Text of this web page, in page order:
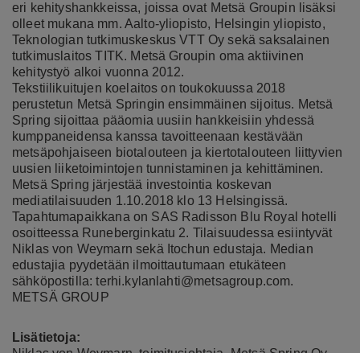
eri kehityshankkeissa, joissa ovat Metsä Groupin lisäksi
olleet mukana mm. Aalto-yliopisto, Helsingin yliopisto,
Teknologian tutkimuskeskus VTT Oy sekä saksalainen
tutkimuslaitos TITK. Metsä Groupin oma aktiivinen
kehitystyö alkoi vuonna 2012.
Tekstiilikuitujen koelaitos on toukokuussa 2018
perustetun Metsä Springin ensimmäinen sijoitus. Metsä
Spring sijoittaa pääomia uusiin hankkeisiin yhdessä
kumppaneidensa kanssa tavoitteenaan kestävään
metsäpohjaiseen biotalouteen ja kiertotalouteen liittyvien
uusien liiketoimintojen tunnistaminen ja kehittäminen.
Metsä Spring järjestää investointia koskevan
mediatilaisuuden 1.10.2018 klo 13 Helsingissä.
Tapahtumapaikkana on SAS Radisson Blu Royal hotelli
osoitteessa Runeberginkatu 2. Tilaisuudessa esiintyvät
Niklas von Weymarn sekä Itochun edustaja. Median
edustajia pyydetään ilmoittautumaan etukäteen
sähköpostilla:terhi.kylanlahti@metsagroup.com.
METSÄ GROUP
Lisätietoja: